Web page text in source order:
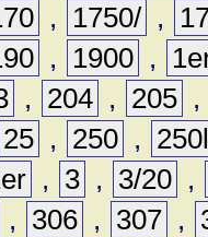
, 1750/ ,
, 1900 ,
, 204 , 205 ,
25 , 250 ,
, 3 , 3/20 ,
, 306 , 307 ,